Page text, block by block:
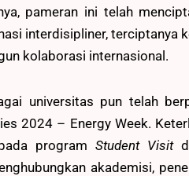
pameran ini telah
interdisipliner, terciptanya
kolaborasi internasional.
universitas pun telah
2024 – Energy Week.
program Student Visitdi
akademisi,